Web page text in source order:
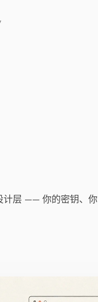
计层 —— 你的密钥、你